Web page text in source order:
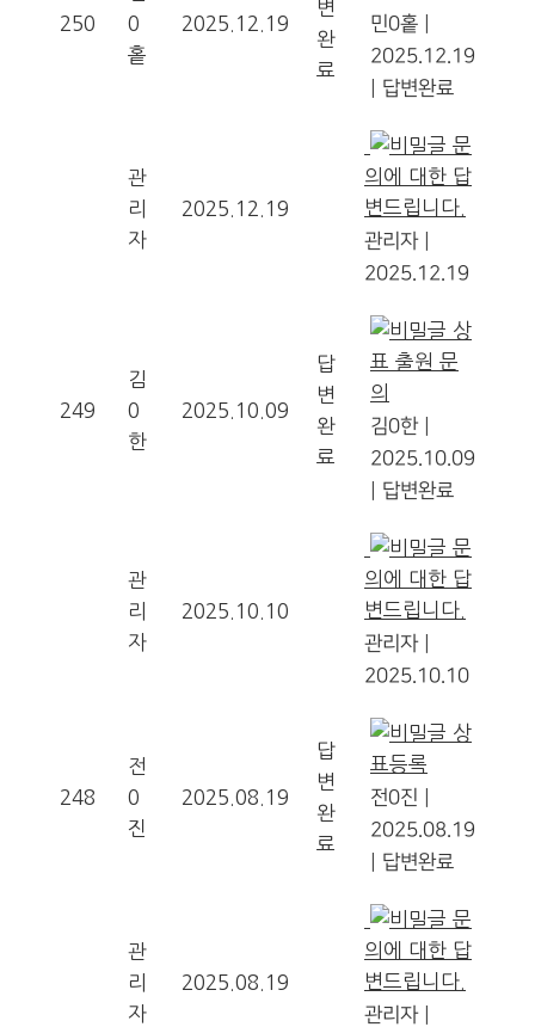
250
0
홑
2025.12.19
변
완
료
민0홑
2025.12.19
답변완료
관
리
자
2025.12.19
문
의에 대한 답
변드립니다.
관리자
2025.12.19
249
김
0
한
2025.10.09
답
변
완
료
상
표 출원 문
의
김0한
2025.10.09
답변완료
관
리
자
2025.10.10
문
의에 대한 답
변드립니다.
관리자
2025.10.10
248
전
0
진
2025.08.19
답
변
완
료
상
표등록
전0진
2025.08.19
답변완료
관
리
자
2025.08.19
문
의에 대한 답
변드립니다.
관리자